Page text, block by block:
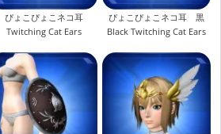
ぴょこぴょこネコ耳
Twitching Cat Ears
ぴょこぴょこネコ耳 黒
Black Twitching Cat Ears